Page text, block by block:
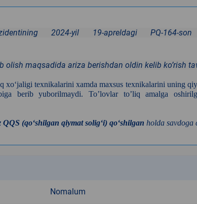
2024-yil 19-apreldagi PQ-164-
maqsadida ariza berishdan oldin kelib ko’rish
xo‘jaligi texnikalarini xamda maxsus texnikalarini uning
berib yuborilmaydi. To’lovlar to’liq amalga
QQS (qoʻshilgan qiymat soligʻi) qoʻshilgan holda savdoga
Nomalum